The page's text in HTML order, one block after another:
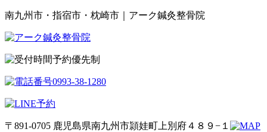
南九州市・指宿市・枕崎市｜アーク鍼灸整骨院
予約優先制
〒891-0705 鹿児島県南九州市頴娃町上別府４８９−１